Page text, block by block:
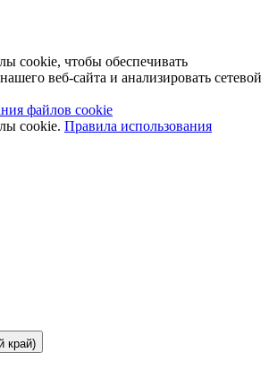
cookie, чтобы обеспечивать
веб-сайта и анализировать сетевой
файлов cookie
cookie. Правила использования
край)